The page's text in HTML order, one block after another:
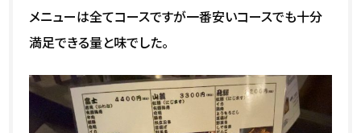
メニューは全てコースですが一番安いコースでも十分
満足できる量と味でした。